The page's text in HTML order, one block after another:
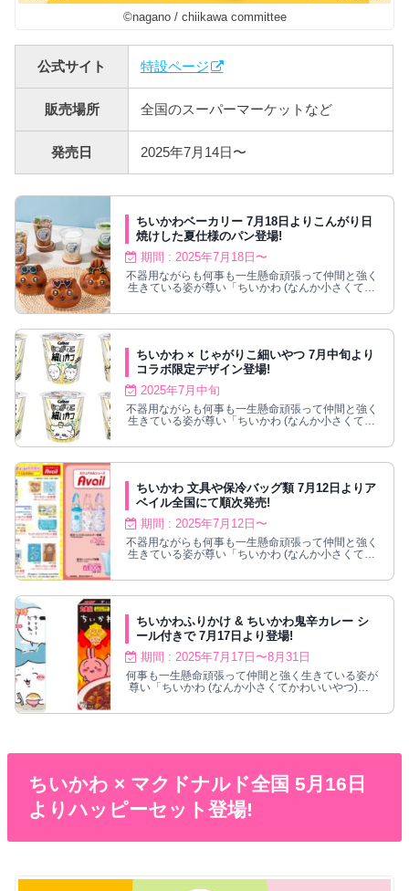
©nagano / chiikawa committee
公式サイト 特設ページ
販売場所 全国のスーパーマーケットなど
発売日 2025年7月14日〜
ちいかわベーカリー 7月18日よりこんがり日
焼けした夏仕様のパン登場!
期間 : 2025年7月18日〜
不器用ながらも何事も一生懸命頑張って仲間と強く
生きている姿が尊い「ちいかわ (なんか小さくてか
道エリアにグランドオープンした『ちいかわベーカ
場！
ちいかわ × じゃがりこ細いやつ 7月中旬より
コラボ限定デザイン登場!
2025年7月中旬
不器用ながらも何事も一生懸命頑張って仲間と強く
生きている姿が尊い「ちいかわ (なんか小さくてか
がりこ細いやつ サラダ』によるコラボ商品が、
を展開！
ちいかわ 文具や保冷バッグ類 7月12日よりア
ベイル全国にて順次発売!
期間 : 2025年7月12日〜
不器用ながらも何事も一生懸命頑張って仲間と強く
生きている姿が尊い「ちいかわ (なんか小さくてか
ュアルブランド「Avail (アベイル)」全国にて、
ナップ!
ちいかわふりかけ & ちいかわ鬼辛カレー シ
ール付きで 7月17日より登場!
期間 : 2025年7月17日〜8月31日
何事も一生懸命頑張って仲間と強く生きている姿が
尊い「ちいかわ (なんか小さくてかわいいやつ)」×
ご＆ビーフ＞」と「ちいかわ鬼辛カレー＜ビーフ
ちいかわ × マクドナルド全国 5月16日
よりハッピーセット登場!